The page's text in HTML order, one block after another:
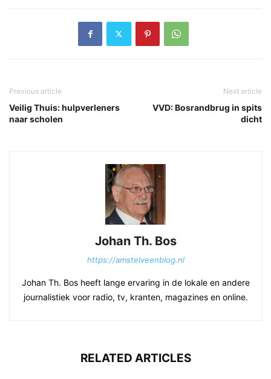
Previous article
Veilig Thuis: hulpverleners
naar scholen
Next article
VVD: Bosrandbrug in spits
dicht
Johan Th. Bos
https://amstelveenblog.nl
Johan Th. Bos heeft lange ervaring in de lokale en andere
journalistiek voor radio, tv, kranten, magazines en online.
RELATED ARTICLES